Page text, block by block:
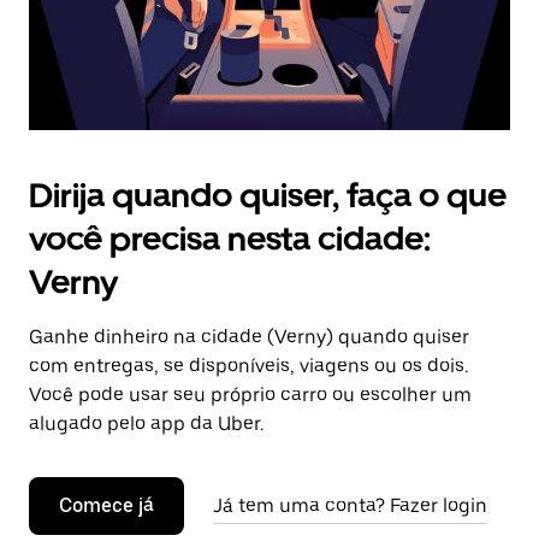
Dirija quando quiser, faça o que
você precisa nesta cidade:
Verny
Ganhe dinheiro na cidade (Verny) quando quiser
com entregas, se disponíveis, viagens ou os dois.
Você pode usar seu próprio carro ou escolher um
alugado pelo app da Uber.
Comece já Já tem uma conta? Fazer login